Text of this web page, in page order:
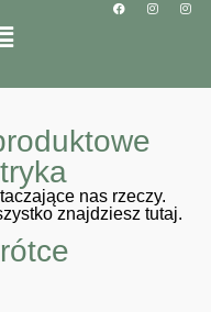
nas rzeczy.
znajdziesz tutaj.